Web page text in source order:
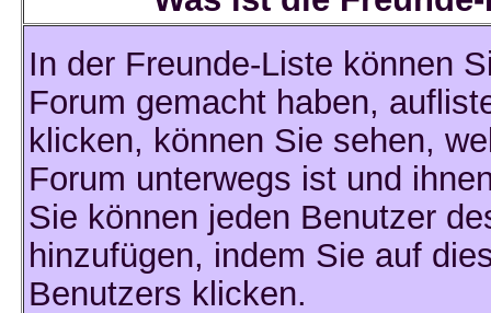
In der Freunde-Liste können
Forum gemacht haben,
klicken, können Sie sehen,
Forum unterwegs ist und
Sie können jeden Benutzer
hinzufügen, indem Sie auf
Benutzers klicken.